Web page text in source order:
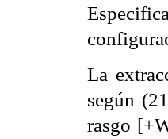
La
según
rasgo